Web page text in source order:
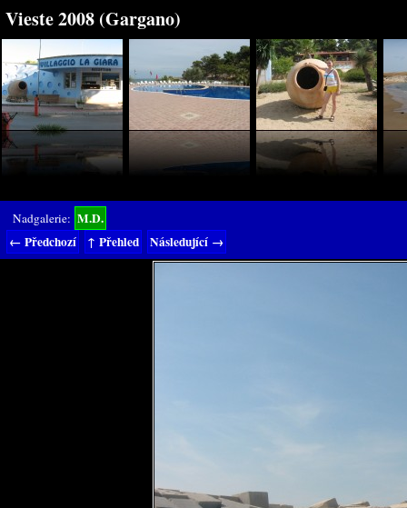
Vieste 2008 (Gargano)
Nadgalerie: M.D.
← Předchozí
↑ Přehled Následující →